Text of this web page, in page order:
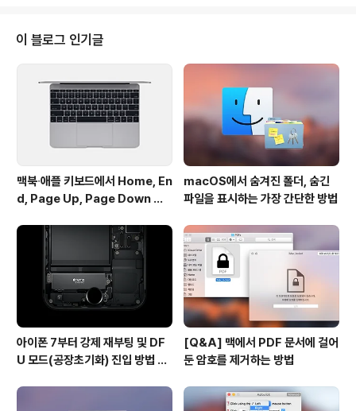
는 다르게 단일 모델로 판매되며, 주문자가 설정한 옵션대
로 사양이 커스텀 되어 출고되는 CTO 주문을 통해 프로세
서나 메모리, 스토리지 등을 상급으로 업그레이드할 수 있
습니다. 레티나 아이맥의 프로세서는 3.5GHz 클럭으로
작동하는 인텔의 4세대 코어 프로세서 '하스웰 리프레
시'를 사용합니다. 메모리를 8GB가 기본으로 ..
이 블로그 인기글
맥북∙애플 키보드에서 Home, En
d, Page Up, Page Down 키
macOS에서 숨겨진 폴더, 숨긴
파일을 표시하는 가장 간단한 방법
아이폰 7부터 강제 재부팅 및 DF
U 모드(공장초기화) 진입 방법 변
[Q&A] 맥에서 PDF 문서에 걸어
둔 암호를 제거하는 방법